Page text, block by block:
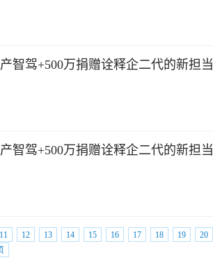
智驾+500万捐赠诠释企二代的新担当
智驾+500万捐赠诠释企二代的新担当
11 12 13 14 15 16 17 18 19
20